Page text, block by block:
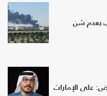
بعدم شن
على الإمارات